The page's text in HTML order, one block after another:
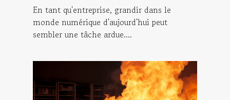
petites entreprises
En tant qu'entreprise, grandir dans le
monde numérique d'aujourd'hui peut
sembler une tâche ardue....